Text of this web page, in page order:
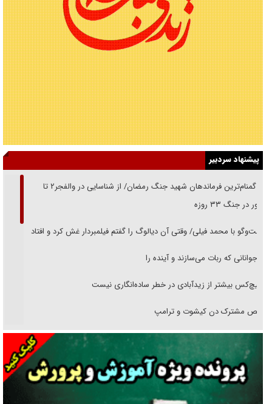
پیشنهاد سردبیر
از گمنام‌ترین فرماندهان شهید جنگ رمضان/ از شناسایی در والفجر۲ تا
حضور در جنگ ۳۳ روزه
گفت‌وگو با محمد فیلی/ وقتی آن دیالوگ را گفتم فیلمبردار غش کرد و افتاد
نوجوانانی که ربات می‌سازند و آینده را
هیچ‌کس بیشتر از زیدآبادی در خطر ساده‌انگاری نیست
رقص مشترک دن کیشوت و ترامپ
دنده دولت به واگذاری مسئله‌دار ایران‌خودرو/ خصوصی‌سازی یا انحصار؟
غریزه‌ی بقا و آقای باقی و رفقا
جراحی‌های زیبایی با مدرک فوق‌دیپلم! + گفت‌وگو با متهم